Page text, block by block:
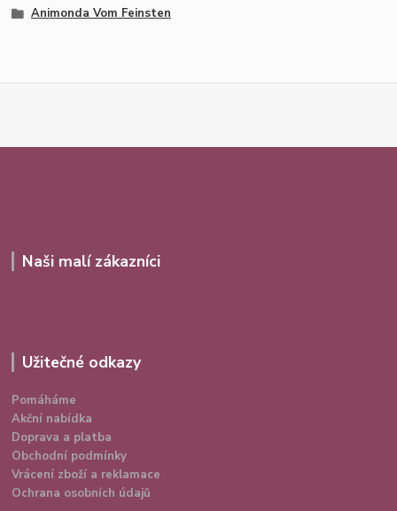
Animonda Vom Feinsten
Naši malí zákazníci
Užitečné odkazy
Pomáháme
Akční nabídka
Doprava a platba
Obchodní podmínky
Vrácení zboží a reklamace
Ochrana osobních údajů